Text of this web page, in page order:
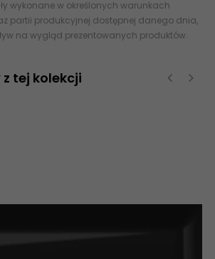
wykonane w określonych warunkach
partii produkcyjnej dostępnej danego dnia,
na wygląd prezentowanych produktów.
tej kolekcji